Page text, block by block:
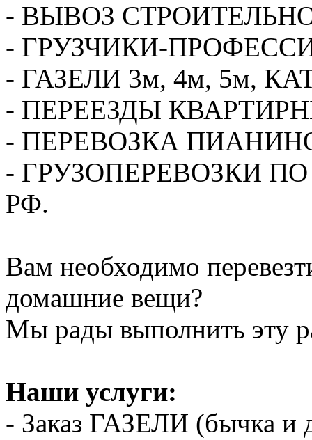
- ВЫВОЗ
- ГРУЗЧИКИ-
- ГАЗЕЛИ 3м, 4м, 5м,
- ПЕРЕЕЗДЫ
- ПЕРЕВОЗКА
- ГРУЗОПЕРЕВОЗКИ
РФ.
Вам необходимо
домашние вещи?
Мы рады выполнить эту
Наши услуги:
- Заказ ГАЗЕЛИ (бычка и